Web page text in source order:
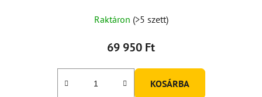
Raktáron (>5 szett)
69 950 Ft
KOSÁRBA